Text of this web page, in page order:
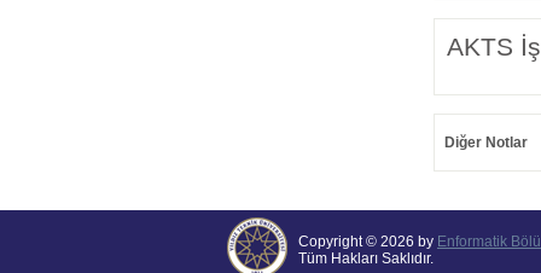
AKTS
Diğer Notlar
Copyright © 2026 by Enformatik
Tüm Hakları Saklıdır.